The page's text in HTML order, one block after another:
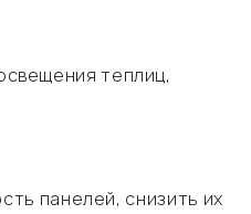
теплиц,
панелей, снизить их